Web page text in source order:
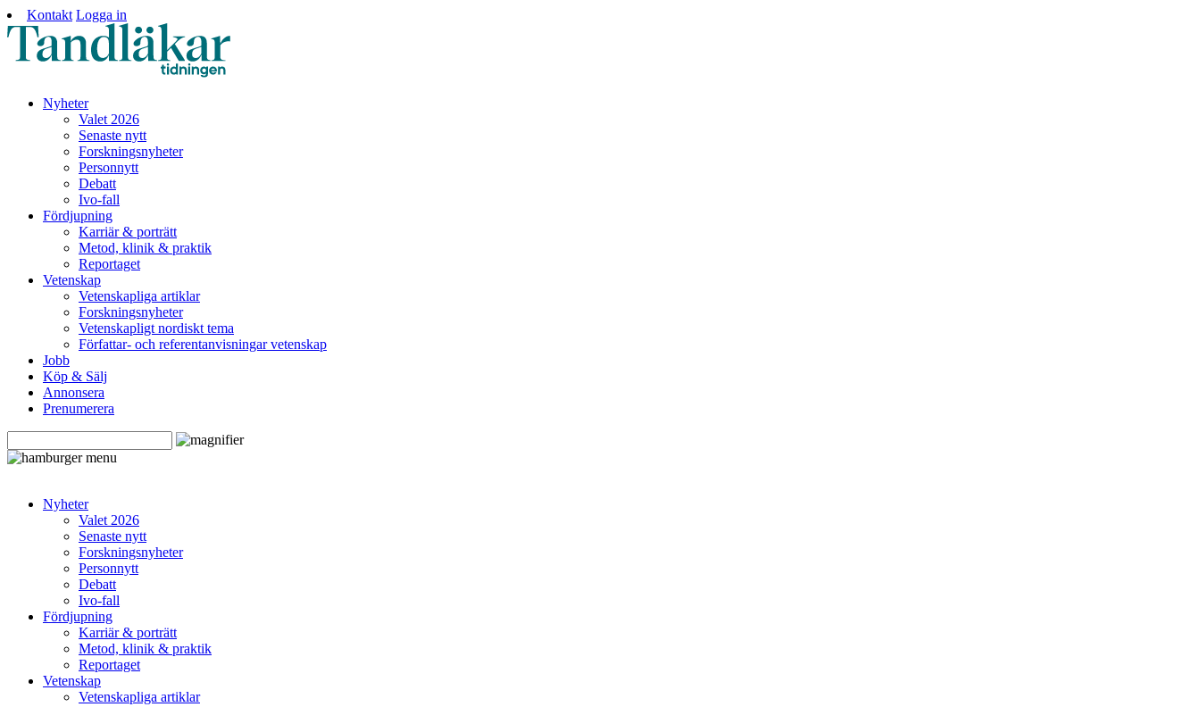
Kontakt Logga in
Nyheter
Valet 2026
Senaste nytt
Forskningsnyheter
Personnytt
Debatt
Ivo-fall
Fördjupning
Karriär & porträtt
Metod, klinik & praktik
Reportaget
Vetenskap
Vetenskapliga artiklar
Forskningsnyheter
Vetenskapligt nordiskt tema
Författar- och referentanvisningar vetenskap
Jobb
Köp & Sälj
Annonsera
Prenumerera
Nyheter
Valet 2026
Senaste nytt
Forskningsnyheter
Personnytt
Debatt
Ivo-fall
Fördjupning
Karriär & porträtt
Metod, klinik & praktik
Reportaget
Vetenskap
Vetenskapliga artiklar